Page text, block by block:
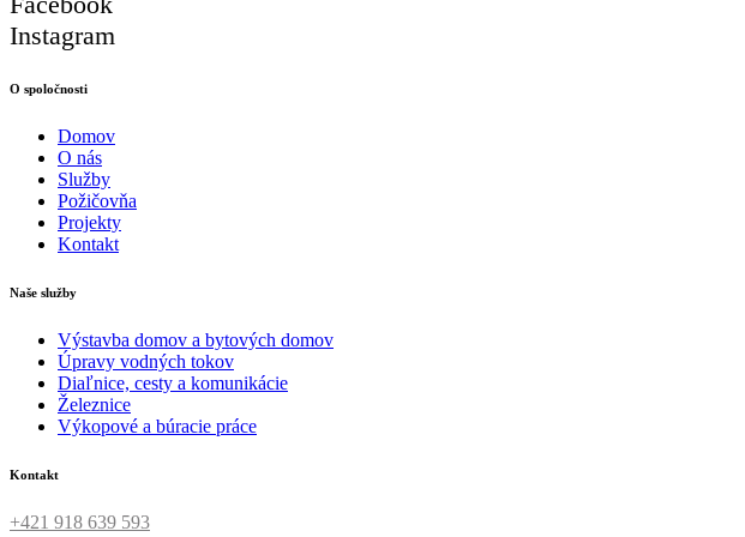
Instagram
O spoločnosti
Domov
O nás
Služby
Požičovňa
Projekty
Kontakt
Naše služby
Výstavba domov a bytových domov
Úpravy vodných tokov
Diaľnice, cesty a komunikácie
Železnice
Výkopové a búracie práce
Kontakt
+421 918 639 593